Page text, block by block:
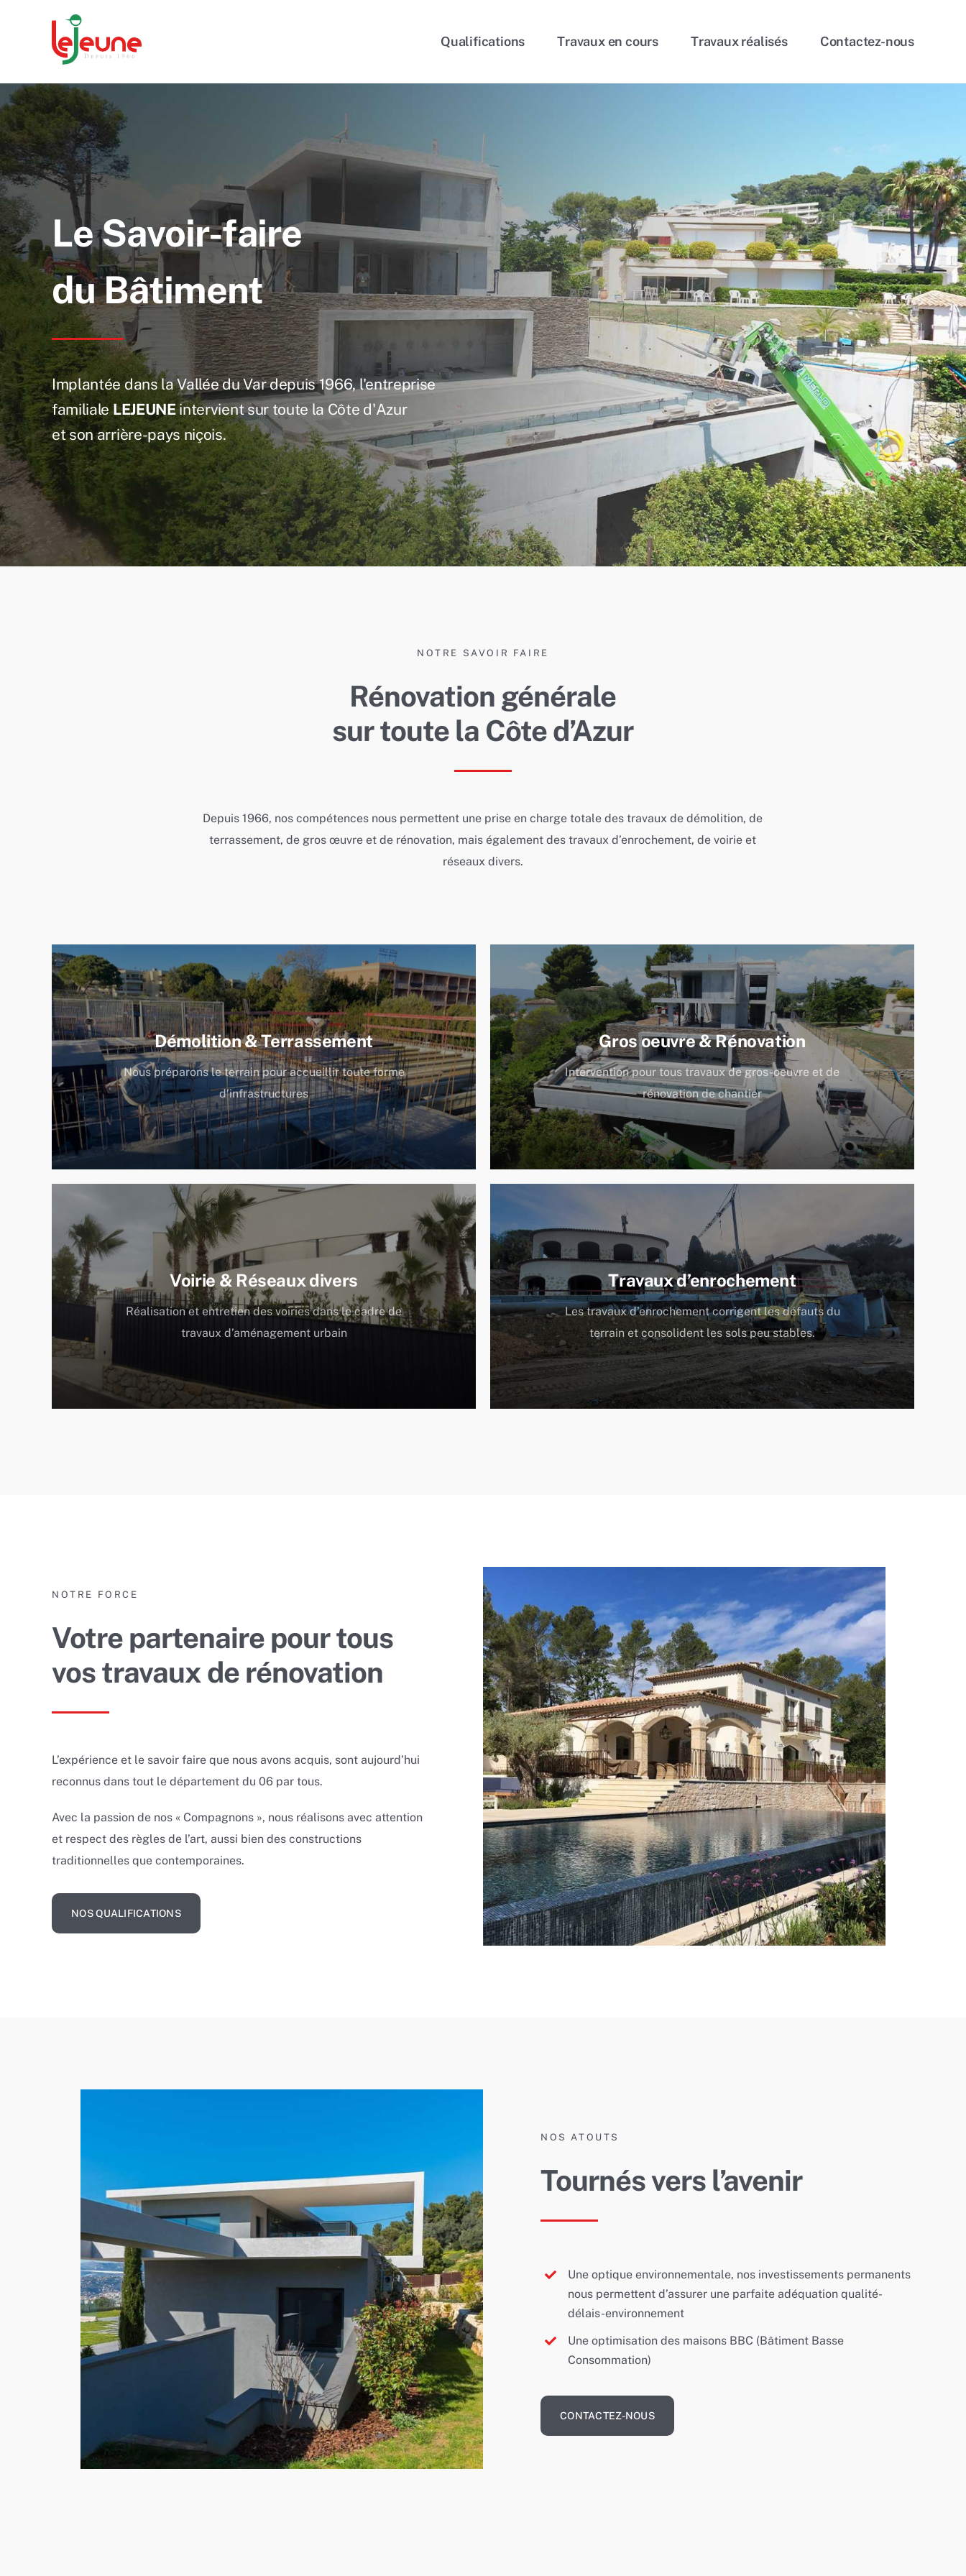
Qualifications Travaux en cours Travaux réalisés Contactez-nous
Le Savoir-faire
du Bâtiment
Implantée dans la Vallée du Var depuis 1966, l'entreprise
familialeLEJEUNEintervient sur toute la Côte d'Azur
et son arrière-pays niçois.
NOTRE SAVOIR FAIRE
Rénovation générale
sur toute la Côte d’Azur
Depuis 1966, nos compétences nous permettent une prise en charge totale des travaux de démolition, de
terrassement, de gros œuvre et de rénovation, mais également des travaux d’enrochement, de voirie et
réseaux divers.
Démolition & Terrassement
Nous préparons le terrain pour accueillir toute forme
d’infrastructures
Gros oeuvre & Rénovation
Intervention pour tous travaux de gros-oeuvre et de
rénovation de chantier
Voirie & Réseaux divers
Réalisation et entretien des voiries dans le cadre de
travaux d’aménagement urbain
Travaux d’enrochement
Les travaux d’enrochement corrigent les défauts du
terrain et consolident les sols peu stables.
NOTRE FORCE
Votre partenaire pour tous
vos travaux de rénovation
L’expérience et le savoir faire que nous avons acquis, sont aujourd’hui
reconnus dans tout le département du 06 par tous.
Avec la passion de nos « Compagnons », nous réalisons avec attention
et respect des règles de l’art, aussi bien des constructions
traditionnelles que contemporaines.
NOS QUALIFICATIONS
NOS ATOUTS
Tournés vers l’avenir
Une optique environnementale, nos investissements permanents
nous permettent d’assurer une parfaite adéquation qualité-
délais-environnement
Une optimisation des maisons BBC (Bâtiment Basse
Consommation)
CONTACTEZ-NOUS